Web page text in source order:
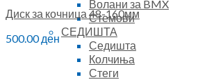
Волани за BMX
Стемови
СЕДИШТА
Седишта
Колчиња
Стеги
Диск за кочница 48-160мм
500.00ден